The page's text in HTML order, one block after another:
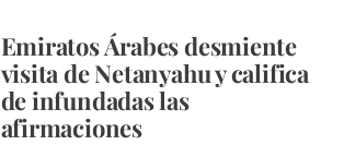
Emiratos Árabes desmiente
visita de Netanyahu y califica
de infundadas las
afirmaciones